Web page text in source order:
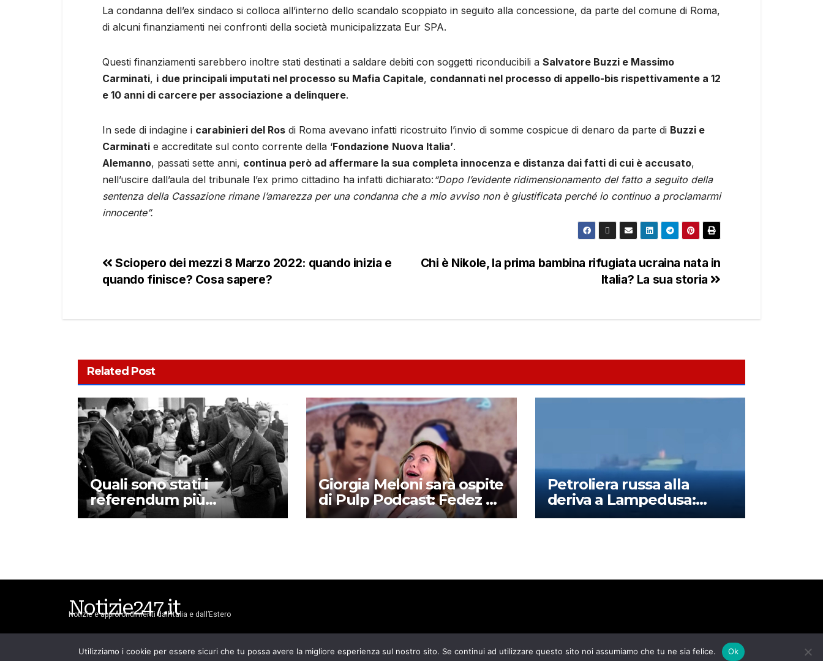
La condanna dell’ex sindaco si colloca all’interno dello scandalo scoppiato in seguito alla concessione, da parte del comune di Roma,
di alcuni finanziamenti nei confronti della società municipalizzata Eur SPA.
Questi finanziamenti sarebbero inoltre stati destinati a saldare debiti con soggetti riconducibili a Salvatore Buzzi e Massimo
Carminati, i due principali imputati nel processo su Mafia Capitale, condannati nel processo di appello-bis rispettivamente a 12
e 10 anni di carcere per associazione a delinquere.
In sede di indagine i carabinieri del Ros di Roma avevano infatti ricostruito l’invio di somme cospicue di denaro da parte di Buzzi e
Carminati e accreditate sul conto corrente della ‘Fondazione Nuova Italia’.
Alemanno, passati sette anni, continua però ad affermare la sua completa innocenza e distanza dai fatti di cui è accusato,
nell’uscire dall’aula del tribunale l’ex primo cittadino ha infatti dichiarato: “Dopo l’evidente ridimensionamento del fatto a seguito della
sentenza della Cassazione rimane l’amarezza per una condanna che a mio avviso non è giustificata perché io continuo a proclamarmi
innocente”.
Chi è Nikole, la prima bambina rifugiata ucraina nata in
Italia? La sua storia
Sciopero dei mezzi 8 Marzo 2022: quando inizia e
quando finisce? Cosa sapere?
Related Post
Quali sono stati i
referendum più
significativi nella storia
Giorgia Meloni sarà ospite
di Pulp Podcast: Fedez ha
deciso di supportare la
Petroliera russa alla
deriva a Lampedusa:
cos’è successo?
Notizie247.it
Notizie e approfondimenti dall’Italia e dall’Estero
Home Disclaimer
Utilizziamo i cookie per essere sicuri che tu possa avere la migliore esperienza sul nostro sito. Se continui ad utilizzare questo sito noi assumiamo che tu ne sia felice. Ok